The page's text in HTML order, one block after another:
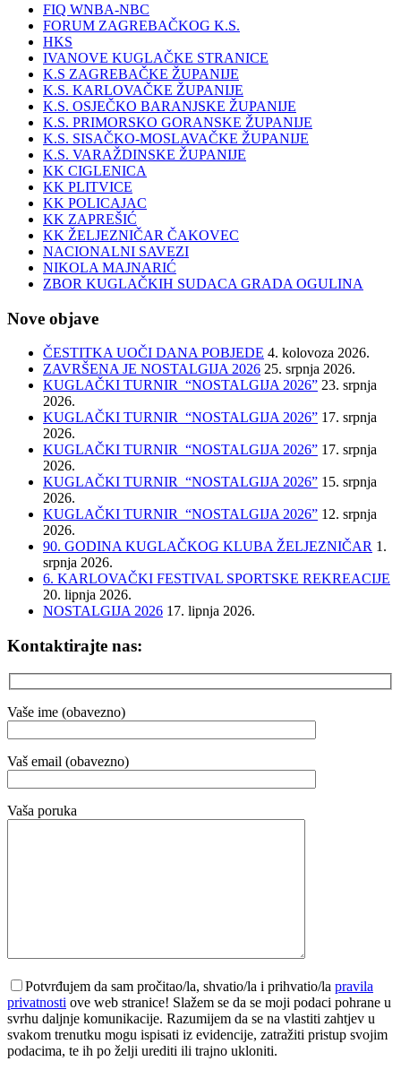
FIQ WNBA-NBC
FORUM ZAGREBAČKOG K.S.
HKS
IVANOVE KUGLAČKE STRANICE
K.S ZAGREBAČKE ŽUPANIJE
K.S. KARLOVAČKE ŽUPANIJE
K.S. OSJEČKO BARANJSKE ŽUPANIJE
K.S. PRIMORSKO GORANSKE ŽUPANIJE
K.S. SISAČKO-MOSLAVAČKE ŽUPANIJE
K.S. VARAŽDINSKE ŽUPANIJE
KK CIGLENICA
KK PLITVICE
KK POLICAJAC
KK ZAPREŠIĆ
KK ŽELJEZNIČAR ČAKOVEC
NACIONALNI SAVEZI
NIKOLA MAJNARIĆ
ZBOR KUGLAČKIH SUDACA GRADA OGULINA
Nove objave
ČESTITKA UOČI DANA POBJEDE 4. kolovoza 2026.
ZAVRŠENA JE NOSTALGIJA 2026 25. srpnja 2026.
KUGLAČKI TURNIR “NOSTALGIJA 2026” 23. srpnja
2026.
KUGLAČKI TURNIR “NOSTALGIJA 2026” 17. srpnja
2026.
KUGLAČKI TURNIR “NOSTALGIJA 2026” 17. srpnja
2026.
KUGLAČKI TURNIR “NOSTALGIJA 2026” 15. srpnja
2026.
KUGLAČKI TURNIR “NOSTALGIJA 2026” 12. srpnja
2026.
90. GODINA KUGLAČKOG KLUBA ŽELJEZNIČAR 1.
srpnja 2026.
6. KARLOVAČKI FESTIVAL SPORTSKE REKREACIJE
20. lipnja 2026.
NOSTALGIJA 2026 17. lipnja 2026.
Kontaktirajte nas:
Vaše ime (obavezno)
Vaš email (obavezno)
Vaša poruka
Potvrđujem da sam pročitao/la, shvatio/la i prihvatio/la pravila
privatnosti ove web stranice! Slažem se da se moji podaci pohrane u
svrhu daljnje komunikacije. Razumijem da se na vlastiti zahtjev u
svakom trenutku mogu ispisati iz evidencije, zatražiti pristup svojim
podacima, te ih po želji urediti ili trajno ukloniti.